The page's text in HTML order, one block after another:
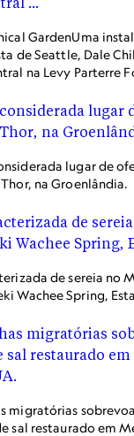
GardenUma
de Seattle, Dale
na Levy Parterre
apresenta
e um jardim
para citar alguns
é um local de
coquetéis e outros
lugar de
na Groenlândia.
de sereia no
Wachee Spring,
migratórias
sal restaurado em